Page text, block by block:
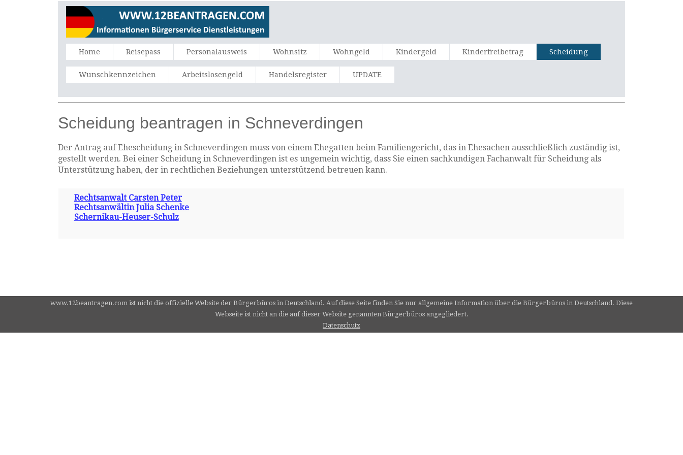
Home Reisepass Personalausweis Wohnsitz Wohngeld Kindergeld Kinderfreibetrag Scheidung
Wunschkennzeichen Arbeitslosengeld Handelsregister UPDATE
Scheidung beantragen in Schneverdingen
Der Antrag auf Ehescheidung in Schneverdingen muss von einem Ehegatten beim Familiengericht, das in Ehesachen ausschließlich zuständig ist,
gestellt werden. Bei einer Scheidung in Schneverdingen ist es ungemein wichtig, dass Sie einen sachkundigen Fachanwalt für Scheidung als
Unterstützung haben, der in rechtlichen Beziehungen unterstützend betreuen kann.
Rechtsanwalt Carsten Peter
Rechtsanwältin Julia Schenke
Schernikau-Heuser-Schulz
www.12beantragen.com ist nicht die offizielle Website der Bürgerbüros in Deutschland. Auf diese Seite finden Sie nur allgemeine Information über die Bürgerbüros in Deutschland. Diese
Webseite ist nicht an die auf dieser Website genannten Bürgerbüros angegliedert.
Datenschutz